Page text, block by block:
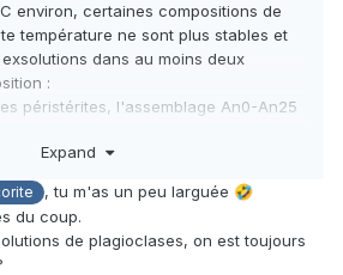
environ, certaines compositions de
température ne sont plus stables et
dans au moins deux
:
péristérites, l'assemblage An0-An25
Schiller, plus confidentiel, c'est une
qui sera plus stable qu'un plagio
Expand
, tu m'as un peu larguée 🤣
du coup.
de plagioclases, on est toujours